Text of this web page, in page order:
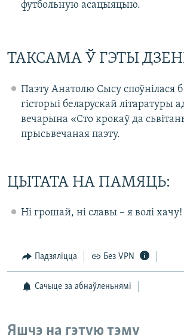
футбольную асацыяцыю.
ТАКСАМА Ў ГЭТЫ
Паэту Анатолю Сысу споўнілася
гісторыі беларускай літаратуры
вечарына «Сто крокаў да
прысьвечаная паэту.
ЦЫТАТА НА ПАМЯЦЬ:
Ні грошай, ні славы – я волі
Падзяліцца Без VPN
Сачыце за абнаўленьнямі
Яшчэ на гэтую тэму